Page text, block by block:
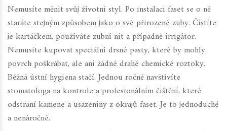
Nemusíte měnit svůj životní styl. Po instalaci faset se o ně
staráte stejným způsobem jako o své přirozené zuby. Čistíte
je kartáčkem, používáte zubní nit a případně irrigátor.
Nemusíte kupovat speciální drsné pasty, které by mohly
povrch poškrábat, ale ani žádné drahé chemické roztoky.
Běžná ústní hygiena stačí. Jednou ročně navštívíte
stomatologa na kontrole a profesionálním čištění, které
odstraní kamene a usazeniny z okrajů faset. Je to jednoduché
a nenáročné.